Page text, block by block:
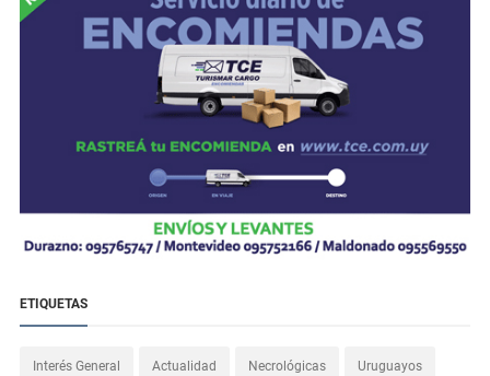
ETIQUETAS
Interés General Actualidad Necrológicas Uruguayos